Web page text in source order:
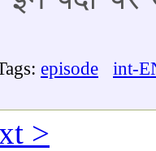
episode
int-
>